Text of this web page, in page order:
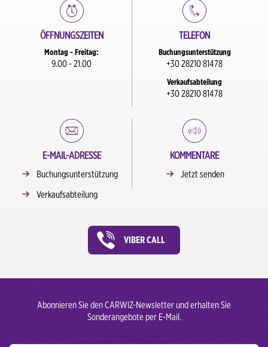
ÖFFNUNGSZEITEN
Montag - Freitag:
9.00 - 21.00
TELEFON
Buchungsunterstützung
+30 28210 81478
Verkaufsabteilung
+30 28210 81478
E-MAIL-ADRESSE
Buchungsunterstützung
Verkaufsabteilung
KOMMENTARE
Jetzt senden
VIBER CALL
Abonnieren Sie den CARWIZ-Newsletter und erhalten Sie
Sonderangebote per E-Mail.